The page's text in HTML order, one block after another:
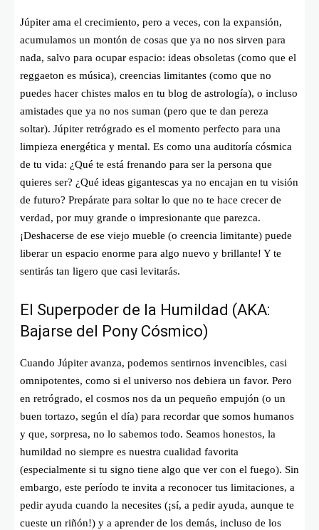
Júpiter ama el crecimiento, pero a veces, con la expansión,
acumulamos un montón de cosas que ya no nos sirven para
nada, salvo para ocupar espacio: ideas obsoletas (como que el
reggaeton es música), creencias limitantes (como que no
puedes hacer chistes malos en tu blog de astrología), o incluso
amistades que ya no nos suman (pero que te dan pereza
soltar). Júpiter retrógrado es el momento perfecto para una
limpieza energética y mental. Es como una auditoría cósmica
de tu vida: ¿Qué te está frenando para ser la persona que
quieres ser? ¿Qué ideas gigantescas ya no encajan en tu visión
de futuro? Prepárate para soltar lo que no te hace crecer de
verdad, por muy grande o impresionante que parezca.
¡Deshacerse de ese viejo mueble (o creencia limitante) puede
liberar un espacio enorme para algo nuevo y brillante! Y te
sentirás tan ligero que casi levitarás.
El Superpoder de la Humildad (AKA:
Bajarse del Pony Cósmico)
Cuando Júpiter avanza, podemos sentirnos invencibles, casi
omnipotentes, como si el universo nos debiera un favor. Pero
en retrógrado, el cosmos nos da un pequeño empujón (o un
buen tortazo, según el día) para recordar que somos humanos
y que, sorpresa, no lo sabemos todo. Seamos honestos, la
humildad no siempre es nuestra cualidad favorita
(especialmente si tu signo tiene algo que ver con el fuego). Sin
embargo, este período te invita a reconocer tus limitaciones, a
pedir ayuda cuando la necesites (¡sí, a pedir ayuda, aunque te
cueste un riñón!) y a aprender de los demás, incluso de los